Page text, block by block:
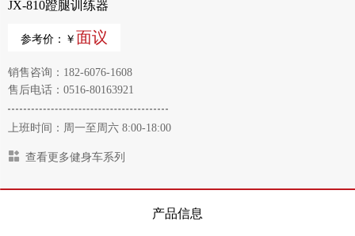
JX-810蹬腿训练器
参考价：￥ 面议
销售咨询：182-6076-1608
售后电话：0516-80163921
上班时间：周一至周六 8:00-18:00
查看更多健身车系列
产品信息